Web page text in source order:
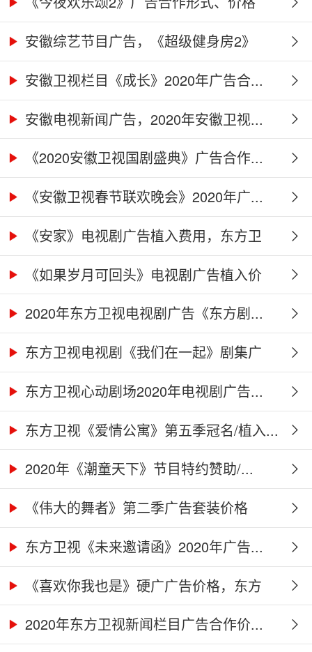
及...安徽综艺节目广告，《超级健身房2》
广...安徽卫视栏目《成长》2020年广告合...
安徽电视新闻广告，2020年安徽卫视...
《2020安徽卫视国剧盛典》广告合作...
《安徽卫视春节联欢晚会》2020年广...
《安家》电视剧广告植入费用，东方卫
视...《如果岁月可回头》电视剧广告植入价
格...2020年东方卫视电视剧广告《东方剧...
东方卫视电视剧《我们在一起》剧集广
告...东方卫视心动剧场2020年电视剧广告...
东方卫视《爱情公寓》第五季冠名/植入...
2020年《潮童天下》节目特约赞助/...
《伟大的舞者》第二季广告套装价格
（硬...
东方卫视《未来邀请函》2020年广告...
《喜欢你我也是》硬广广告价格，东方
卫...2020年东方卫视新闻栏目广告合作价...